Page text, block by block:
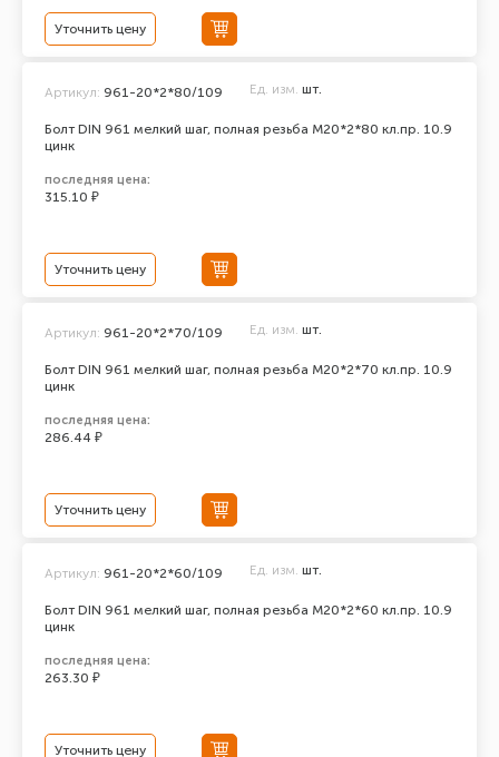
Уточнить цену
Болт DIN 961 мелкий шаг, полная резьба M20*2*80 кл.пр. 10.9
цинк
Артикул: 961-20*2*80/109 Ед. изм. шт.
последняя цена:
315.10 ₽
Уточнить цену
Болт DIN 961 мелкий шаг, полная резьба M20*2*70 кл.пр. 10.9
цинк
Артикул: 961-20*2*70/109 Ед. изм. шт.
последняя цена:
286.44 ₽
Уточнить цену
Болт DIN 961 мелкий шаг, полная резьба M20*2*60 кл.пр. 10.9
цинк
Артикул: 961-20*2*60/109 Ед. изм. шт.
последняя цена:
263.30 ₽
Уточнить цену